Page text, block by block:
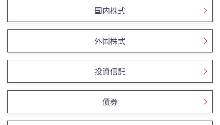
国内株式
外国株式
投資信託
債券